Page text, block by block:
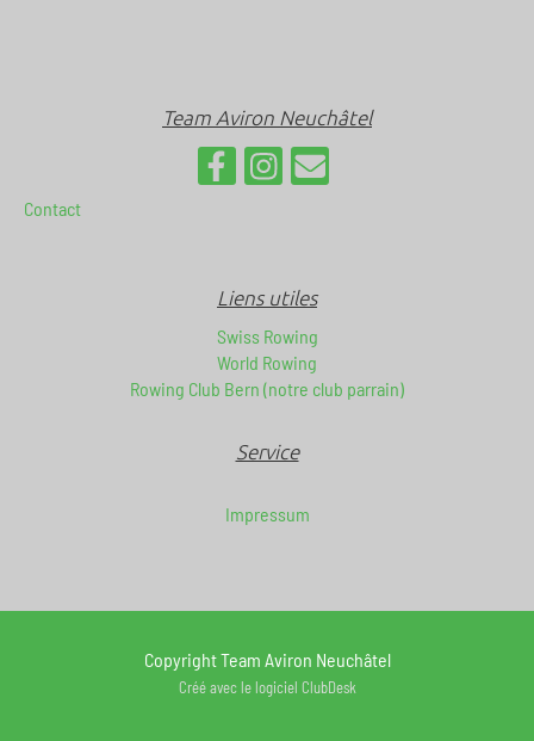
Team Aviron Neuchâtel
Contact
Liens utiles
Swiss Rowing
World Rowing
Rowing Club Bern (notre club parrain)
Service
Impressum
Copyright Team Aviron Neuchâtel
Créé avec le logiciel ClubDesk